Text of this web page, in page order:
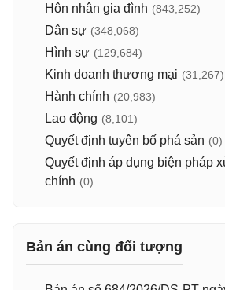
Hôn nhân gia đình (843,252)
Dân sự (348,068)
Hình sự (129,684)
Kinh doanh thương mại (31,267)
Hành chính (20,983)
Lao động (8,101)
Quyết định tuyên bố phá sản (0)
Quyết định áp dụng biện pháp
chính (0)
Bản án cùng đối tượng